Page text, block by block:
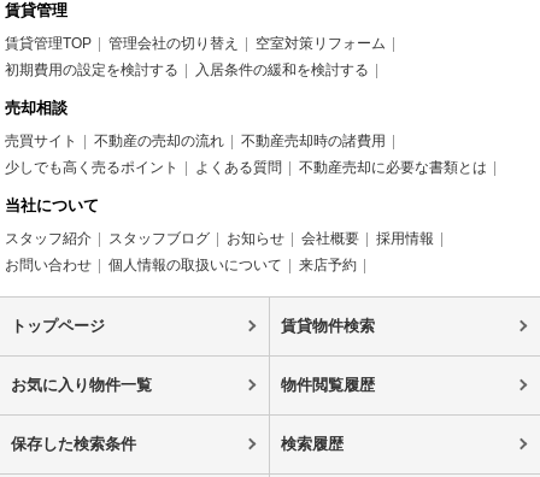
賃貸管理
賃貸管理TOP 管理会社の切り替え
空室対策リフォーム
初期費用の設定を検討する
入居条件の緩和を検討する
売却相談
売買サイト 不動産の売却の流れ
不動産売却時の諸費用
少しでも高く売るポイント
よくある質問 不動産売却に必要な書類とは
当社について
スタッフ紹介 スタッフブログ お知らせ 会社概要
採用情報
お問い合わせ
個人情報の取扱いについて 来店予約
トップページ 賃貸物件検索
お気に入り物件一覧 物件閲覧履歴
保存した検索条件 検索履歴